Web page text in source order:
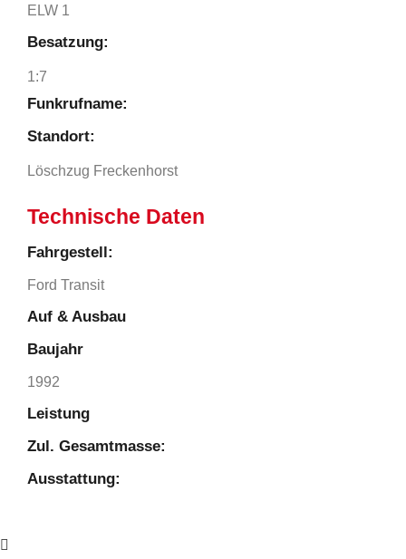
ELW 1
Besatzung:
1:7
Funkrufname:
Standort:
Löschzug Freckenhorst
Technische Daten
Fahrgestell:​
Ford Transit
Auf & Ausbau
Baujahr
1992
Leistung
Zul. Gesamtmasse:
Ausstattung: